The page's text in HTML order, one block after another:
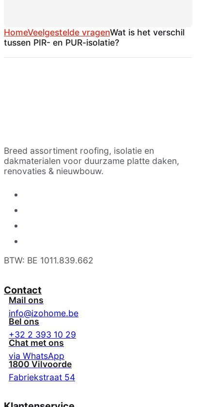
HomeVeelgestelde vragenWat is het verschil
tussen PIR- en PUR-isolatie?
Breed assortiment roofing, isolatie en
dakmaterialen voor duurzame platte daken,
renovaties & nieuwbouw.
BTW: BE 1011.839.662
Contact
Mail ons
info@izohome.be
Bel ons
+32 2 393 10 29
Chat met ons
via WhatsApp
1800 Vilvoorde
Fabriekstraat 54